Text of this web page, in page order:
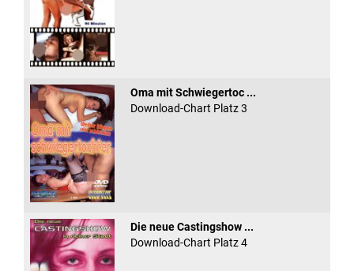
Oma mit Schwiegertoc ...
Download-Chart Platz 3
Die neue Castingshow ...
Download-Chart Platz 4